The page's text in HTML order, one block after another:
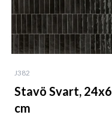
J382
Stavö Svart, 24x6
cm